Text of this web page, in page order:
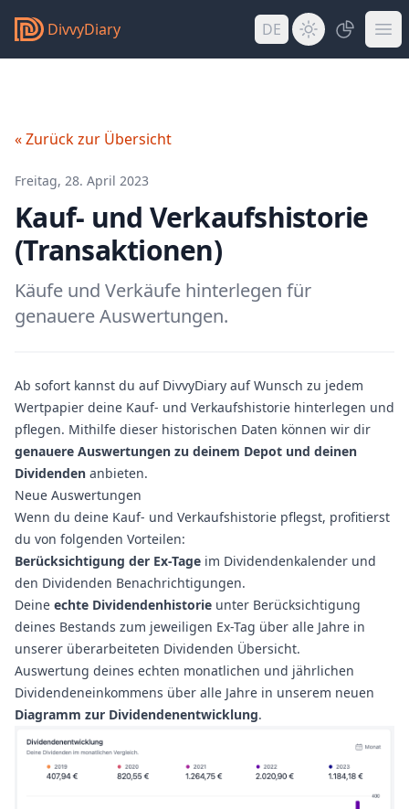
DivvyDiary DE
« Zurück zur Übersicht
Freitag, 28. April 2023
Kauf- und Verkaufshistorie
(Transaktionen)
Käufe und Verkäufe hinterlegen für
genauere Auswertungen.
Ab sofort kannst du auf DivvyDiary auf Wunsch zu jedem
Wertpapier deine Kauf- und Verkaufshistorie hinterlegen und
pflegen. Mithilfe dieser historischen Daten können wir dir
genauere Auswertungen zu deinem Depot und deinen
Dividenden anbieten.
Neue Auswertungen
Wenn du deine Kauf- und Verkaufshistorie pflegst, profitierst
du von folgenden Vorteilen:
Berücksichtigung der Ex-Tage im Dividendenkalender und
den Dividenden Benachrichtigungen.
Deine echte Dividendenhistorie unter Berücksichtigung
deines Bestands zum jeweiligen Ex-Tag über alle Jahre in
unserer überarbeiteten Dividenden Übersicht.
Auswertung deines echten monatlichen und jährlichen
Dividendeneinkommens über alle Jahre in unserem neuen
Diagramm zur Dividendenentwicklung.